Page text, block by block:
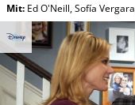
Mit: Ed O'Neill,Sofía Vergara